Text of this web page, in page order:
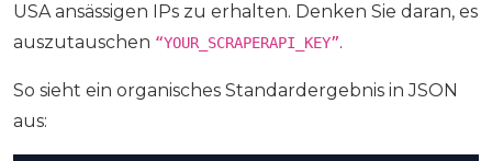
USA ansässigen IPs zu erhalten. Denken Sie daran, es
auszutauschen “YOUR_SCRAPERAPI_KEY”.
So sieht ein organisches Standardergebnis in JSON
aus: